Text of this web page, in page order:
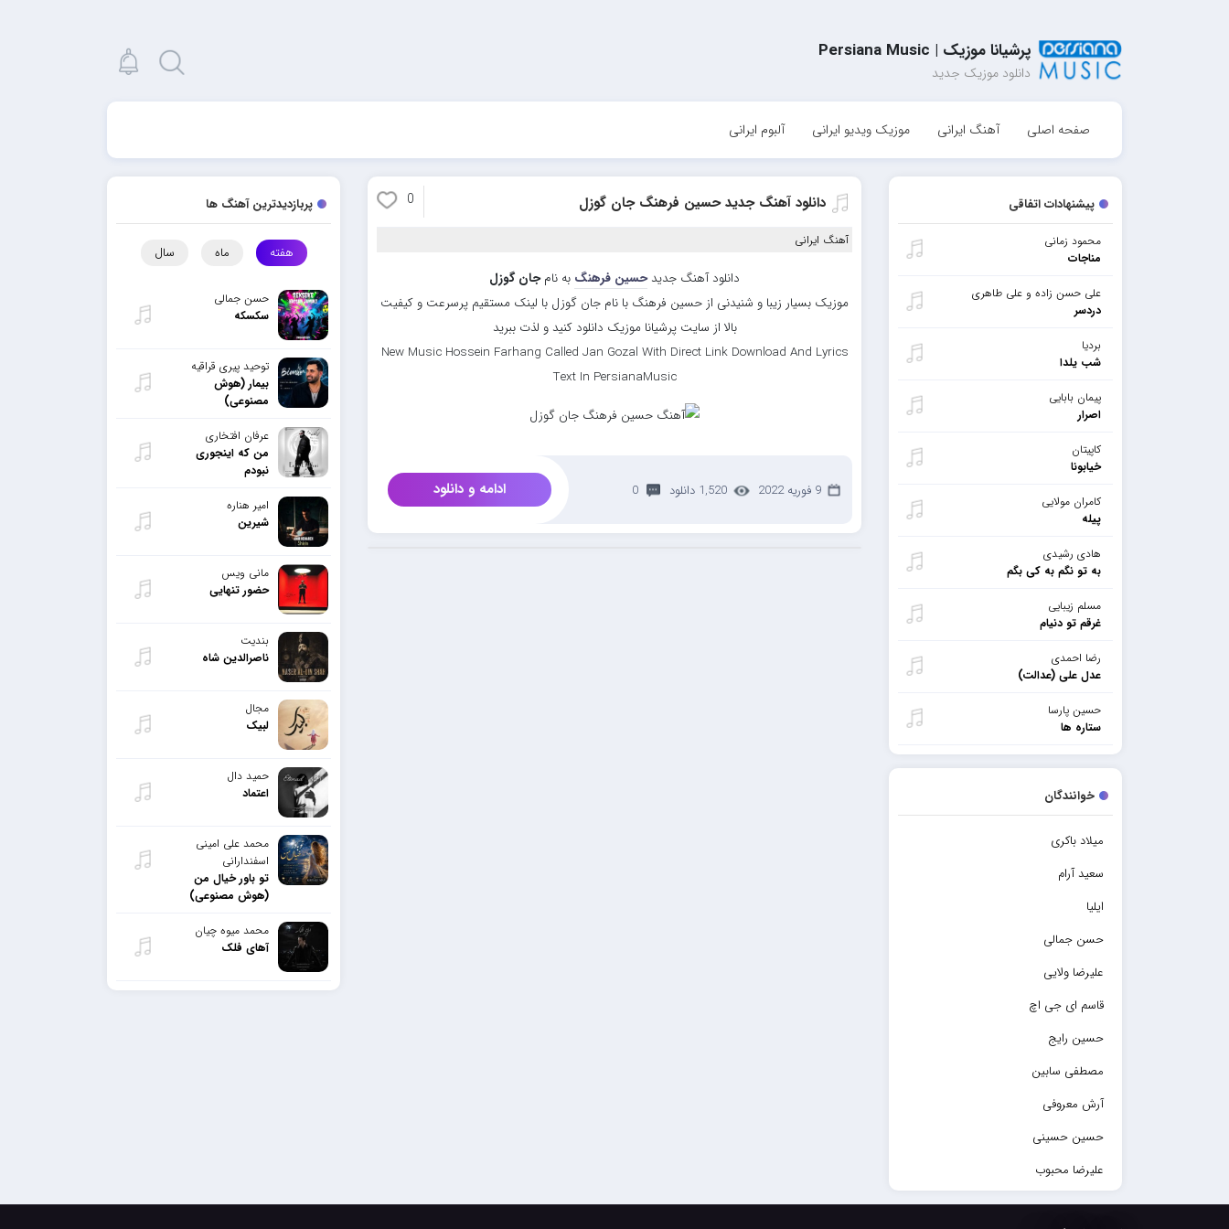
پرشیانا موزیک | Persiana Music
دانلود موزیک جدید
صفحه اصلی آهنگ ایرانی موزیک ویدیو ایرانی آلبوم ایرانی
پیشنهادات اتفاقی
محمود زمانی
مناجات
علی حسن زاده و علی طاهری
دردسر
بردیا
شب یلدا
پیمان بابایی
اصرار
کاپیتان
خیابونا
کامران مولایی
پیله
هادی رشیدی
به تو نگم به کی بگم
مسلم زیبایی
غرقم تو دنیام
رضا احمدی
عدل علی (عدالت)
حسین پارسا
ستاره ها
خوانندگان
میلاد باکری
سعید آرام
ایلیا
حسن جمالی
علیرضا ولایی
قاسم ای جی اچ
حسین رایج
مصطفی سابین
آرش معروفی
حسین حسینی
علیرضا محبوب
حسین حصارکی
دانلود آهنگ جدید حسین فرهنگ جان گوزل 0
آهنگ ایرانی
دانلود آهنگ جدیدحسین فرهنگ به نامجان گوزل
موزیک بسیار زیبا و شنیدنی از حسین فرهنگ با نام جان گوزل با لینک مستقیم پرسرعت و کیفیت
بالا از سایت پرشیانا موزیک دانلود کنید و لذت ببرید
New Music Hossein Farhang Called Jan Gozal With Direct Link Download And Lyrics
Text In PersianaMusic
9 فوریه 2022 1,520 دانلود 0 ادامه و دانلود
پربازدیدترین آهنگ ها
هفته ماه سال
حسن جمالی
سکسکه
توحید پیری قراقیه
بیمار (هوش
مصنوعی)
عرفان افتخاری
من که اینجوری
نبودم
امیر هناره
شیرین
مانی ویس
حضور تنهایی
بندیت
ناصرالدین شاه
مجال
لبیک
حمید دال
اعتماد
محمد علی امینی
اسفندارانی
تو باور خیال من
(هوش مصنوعی)
محمد میوه چیان
آهای فلک